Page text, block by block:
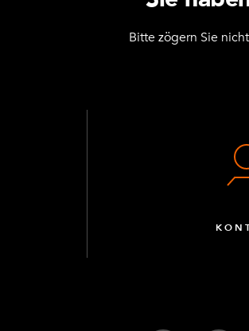
Bitte zögern Sie